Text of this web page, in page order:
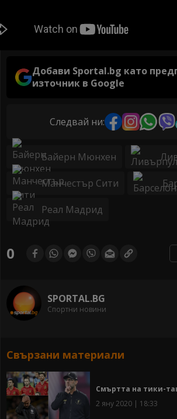
Добави Sportal.bg като
източник в Google
Следвай ни:
Байерн Мюнхен
Манчестър Сити
Реал Мадрид
0
SPORTAL.BG
Спортни новини
Свързани материали
Смъртта на тики-
2 яну 2020 | 18:33